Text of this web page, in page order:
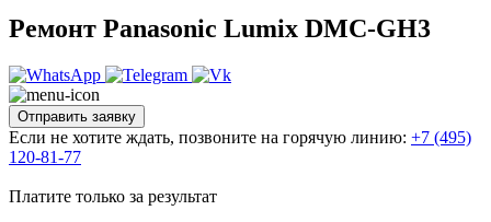
Ремонт Panasonic Lumix DMC-GH3
Отправить заявку
Если не хотите ждать, позвоните на горячую линию: +7 (495)
120-81-77
Платите только за результат